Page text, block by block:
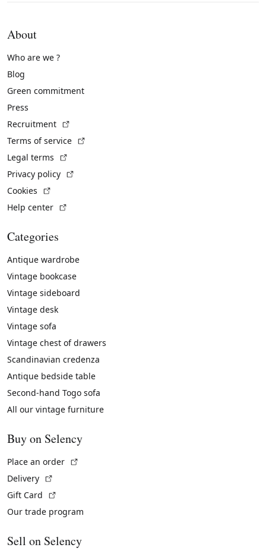
About
Who are we ?
Blog
Green commitment
Press
Recruitment
Terms of service
Legal terms
Privacy policy
Cookies
Help center
Categories
Antique wardrobe
Vintage bookcase
Vintage sideboard
Vintage desk
Vintage sofa
Vintage chest of drawers
Scandinavian credenza
Antique bedside table
Second-hand Togo sofa
All our vintage furniture
Buy on Selency
Place an order
Delivery
Gift Card
Our trade program
Sell on Selency